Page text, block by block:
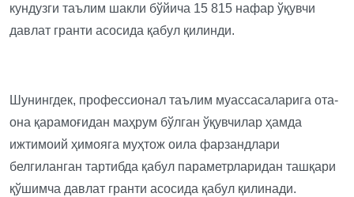
кундузги таълим шакли бўйича 15 815 нафар ўқувчи
давлат гранти асосида қабул қилинди.
Шунингдек, профессионал таълим муассасаларига ота-
она қарамоғидан маҳрум бўлган ўқувчилар ҳамда
ижтимоий ҳимояга муҳтож оила фарзандлари
белгиланган тартибда қабул параметрларидан ташқари
қўшимча давлат гранти асосида қабул қилинади.